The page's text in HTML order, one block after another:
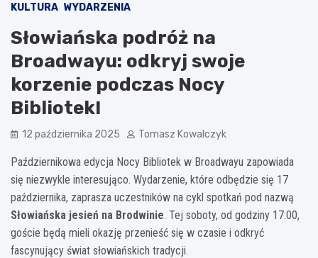
KULTURA WYDARZENIA
Słowiańska podróż na
Broadwayu: odkryj swoje
korzenie podczas Nocy
Bibliotek!
12 października 2025 Tomasz Kowalczyk
Październikowa edycja Nocy Bibliotek w Broadwayu zapowiada
się niezwykle interesująco. Wydarzenie, które odbędzie się 17
października, zaprasza uczestników na cykl spotkań pod nazwą
Słowiańska jesień na Brodwinie. Tej soboty, od godziny 17:00,
goście będą mieli okazję przenieść się w czasie i odkryć
fascynujący świat słowiańskich tradycji.